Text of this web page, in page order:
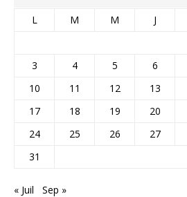
L M M J
3
4 5 6
10
11 12 13
17
18 19 20
24
25 26 27
31
« Juil Sep »